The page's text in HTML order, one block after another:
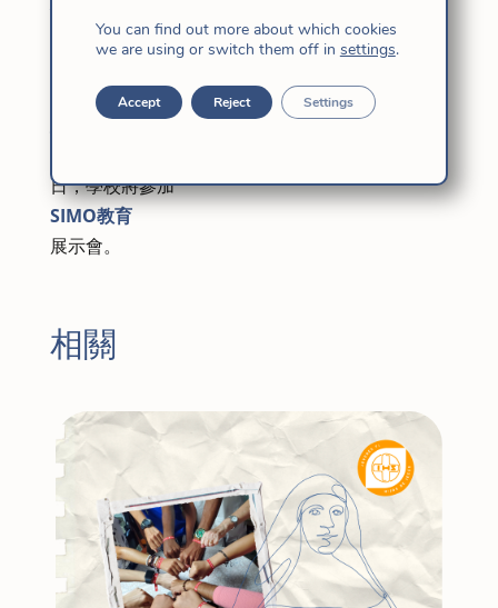
Virgen de Madrid
）憑藉 #Aulai+CMV專案，用於iPad的1：1教育使
用，在
馬德里天主教學校
日，學校將參加
SIMO教育
展示會。
相關
You can find out more about which cookies
we are using or switch them off in settings.
Accept Reject Settings